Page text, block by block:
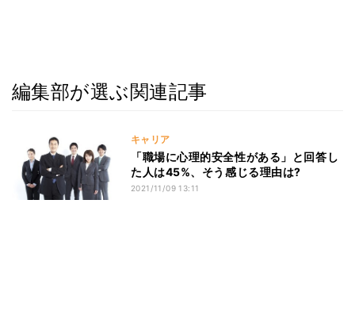
編集部が選ぶ関連記事
キャリア
「職場に心理的安全性がある」と回答し
た人は45%、そう感じる理由は?
2021/11/09 13:11